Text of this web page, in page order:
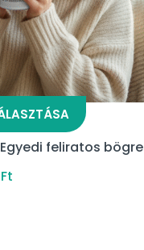
feliratos bögre
Ft